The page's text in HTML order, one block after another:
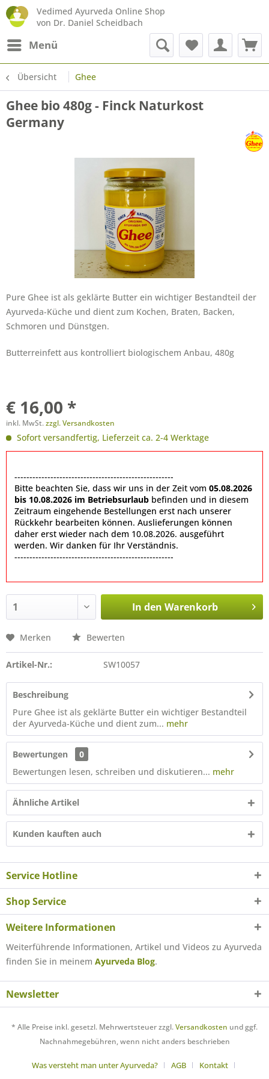
Vedimed Ayurveda Online Shop
von Dr. Daniel Scheidbach
Menü
Übersicht Ghee
Ghee bio 480g - Finck Naturkost
Germany
Pure Ghee ist als geklärte Butter ein wichtiger Bestandteil der
Ayurveda-Küche und dient zum Kochen, Braten, Backen,
Schmoren und Dünstgen.
Butterreinfett aus kontrolliert biologischem Anbau, 480g
€ 16,00 *
inkl. MwSt.zzgl. Versandkosten
Sofort versandfertig, Lieferzeit ca. 2-4 Werktage
-----------------------------------------------------
Bitte beachten Sie, dass wir uns in der Zeit vom 05.08.2026
bis 10.08.2026 im Betriebsurlaub befinden und in diesem
Zeitraum eingehende Bestellungen erst nach unserer
Rückkehr bearbeiten können. Auslieferungen können
daher erst wieder nach dem 10.08.2026. ausgeführt
werden. Wir danken für Ihr Verständnis.
-----------------------------------------------------
In den Warenkorb
Merken Bewerten
Artikel-Nr.: SW10057
Beschreibung
Pure Ghee ist als geklärte Butter ein wichtiger Bestandteil
der Ayurveda-Küche und dient zum... mehr
Bewertungen
0
Bewertungen lesen, schreiben und diskutieren... mehr
Ähnliche Artikel
Kunden kauften auch
Service Hotline
Shop Service
Weitere Informationen
Weiterführende Informationen, Artikel und Videos zu Ayurveda
finden Sie in meinem Ayurveda Blog.
Newsletter
* Alle Preise inkl. gesetzl. Mehrwertsteuer zzgl.Versandkosten und ggf.
Nachnahmegebühren, wenn nicht anders beschrieben
Was versteht man unter Ayurveda? AGB Kontakt